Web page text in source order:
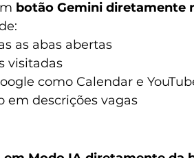
botão Gemini diretamente
as abas abertas
visitadas
como Calendar e
em descrições vagas